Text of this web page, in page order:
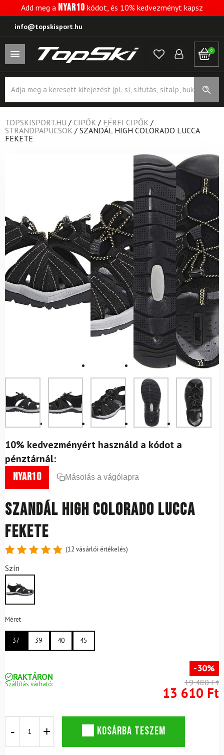
Add meg a NYAR10 kódot, és 10% kedvezményt kapsz
info@topskisport.hu
0
search
TOPSKISPORT.HU / CIPŐK / FÉRFI CIPŐK /
STRANDPAPUCSOK / SZANDÁL HIGH COLORADO LUCCA
FEKETE
10% kedvezményért használd a kódot a
pénztárnál:
nyar10 Másolás a vágólapra
Szandál HIGH COLORADO Lucca
Fekete
4.83
értékelés
alapján
(12 vásárlói értékelés)
Szín
Méret
37 39 40 45
RAKTÁRON
Szállítás várható:
-30%
19 480 Ft
13 610 Ft
HIGH
KOSÁRBA TESZEM